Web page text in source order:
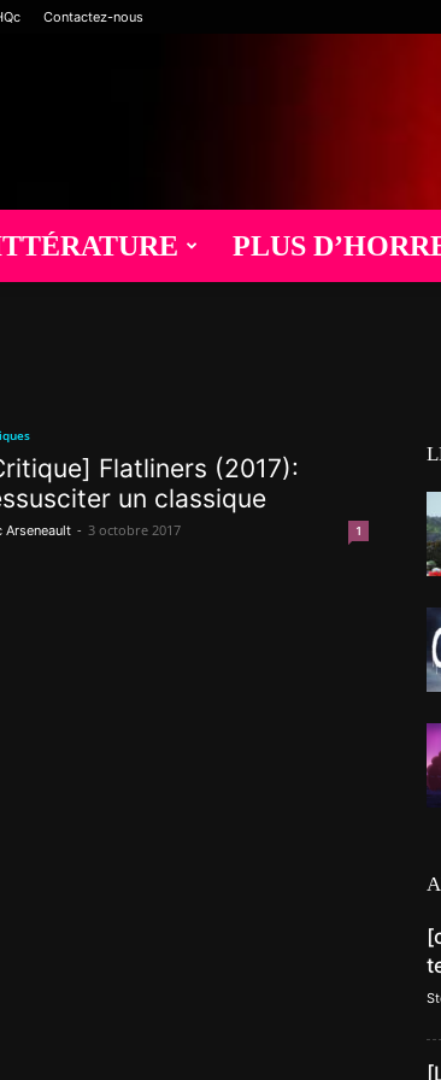
Contactez-nous
PLUS
Flatliners (2017):
un classique
Arseneault - 3 octobre 2017 1